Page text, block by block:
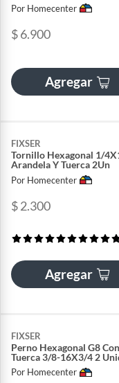
Por Homecenter
$ 6.900
Agregar
FIXSER
Tornillo Hexagonal 1/
Arandela Y Tuerca 2Un
Por Homecenter
$ 2.300
Agregar
FIXSER
Perno Hexagonal G8 Con
Tuerca 3/8-16X3/4 2
Por Homecenter